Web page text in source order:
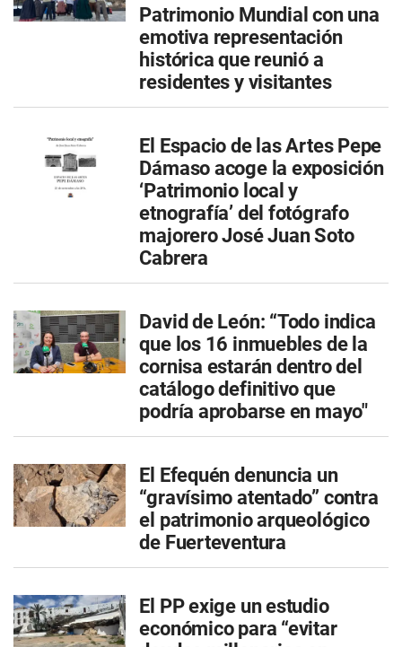
Patrimonio Mundial con una
emotiva representación
histórica que reunió a
residentes y visitantes
El Espacio de las Artes Pepe
Dámaso acoge la exposición
‘Patrimonio local y
etnografía’ del fotógrafo
majorero José Juan Soto
Cabrera
David de León: “Todo indica
que los 16 inmuebles de la
cornisa estarán dentro del
catálogo definitivo que
podría aprobarse en mayo"
El Efequén denuncia un
“gravísimo atentado” contra
el patrimonio arqueológico
de Fuerteventura
El PP exige un estudio
económico para “evitar